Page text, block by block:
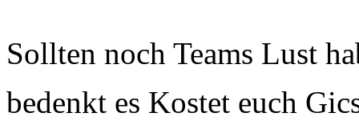
Sollten noch Teams Lust
bedenkt es Kostet euch